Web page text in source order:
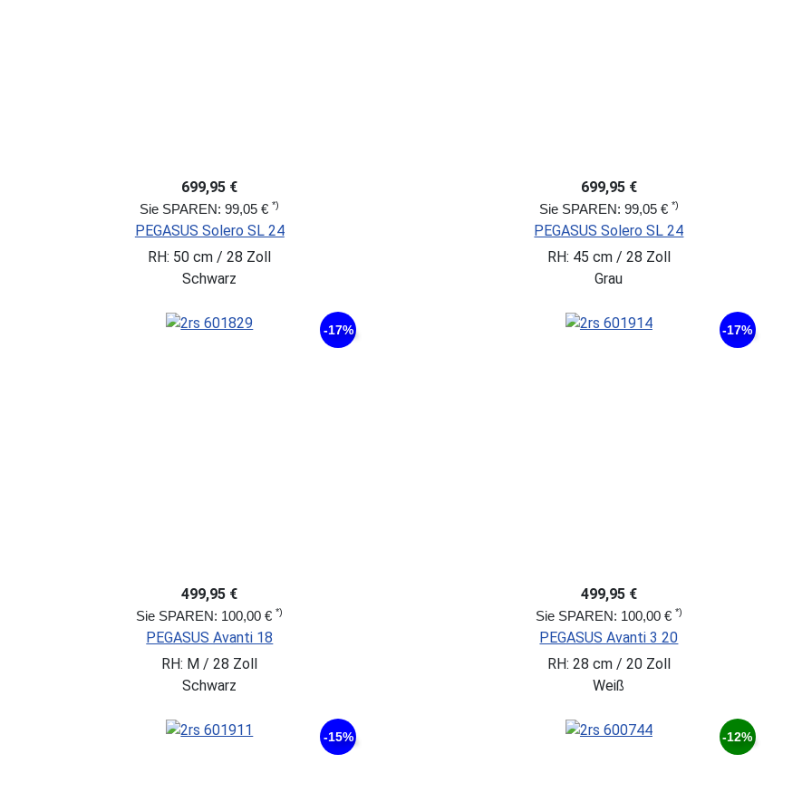
699,95 €
Sie SPAREN: 99,05 €*)
PEGASUS Solero SL 24
RH: 50 cm / 28 Zoll
Schwarz
699,95 €
Sie SPAREN: 99,05 € *)
PEGASUS Solero SL 24
RH: 45 cm / 28 Zoll
Grau
-17%
499,95 €
Sie SPAREN: 100,00 €*)
PEGASUS Avanti 18
RH: M / 28 Zoll
Schwarz
-17%
499,95 €
Sie SPAREN: 100,00 € *)
PEGASUS Avanti 3 20
RH: 28 cm / 20 Zoll
Weiß
-15% -12%